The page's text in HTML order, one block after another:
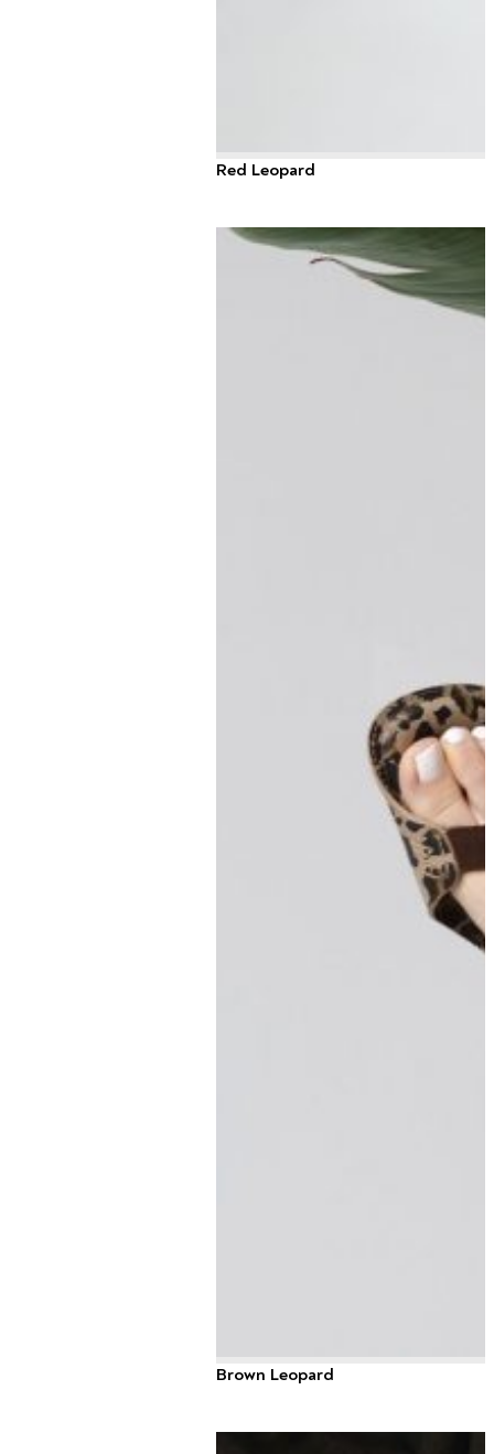
Red Leopard
Brown Leopard